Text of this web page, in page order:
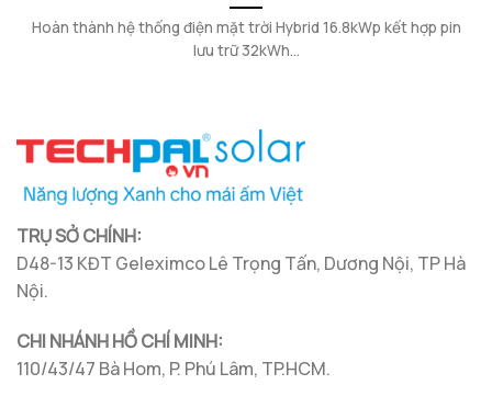
Hoàn thành hệ thống điện mặt trời Hybrid 16.8kWp kết hợp pin
lưu trữ 32kWh...
TRỤ SỞ CHÍNH:
D48-13 KĐT Geleximco Lê Trọng Tấn, Dương Nội, TP Hà
Nội.
CHI NHÁNH HỒ CHÍ MINH:
110/43/47 Bà Hom, P. Phú Lâm, TP.HCM.